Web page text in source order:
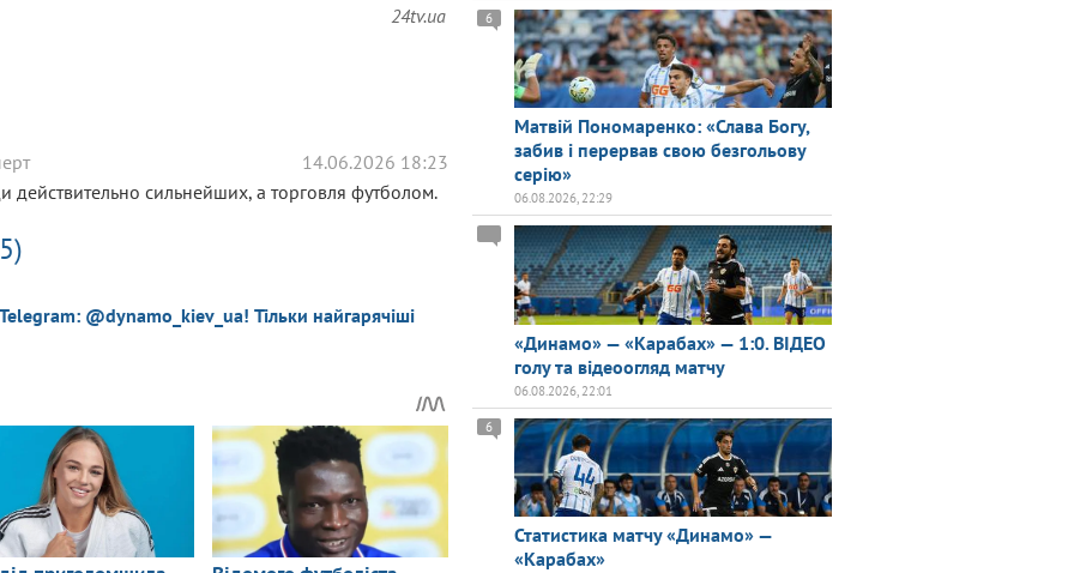
24tv.ua
14.06.2026 18:23
действительно сильнейших, а торговля футболом.
@dynamo_kiev_ua! Тільки найгарячіші
Матвій Пономаренко: «Слава Богу,
забив і перервав свою безгольову
серію»
6
06.08.2026, 22:29
«Динамо» — «Карабах» — 1:0. ВІДЕО
голу та відеоогляд матчу
06.08.2026, 22:01
Статистика матчу «Динамо» —
«Карабах»
6